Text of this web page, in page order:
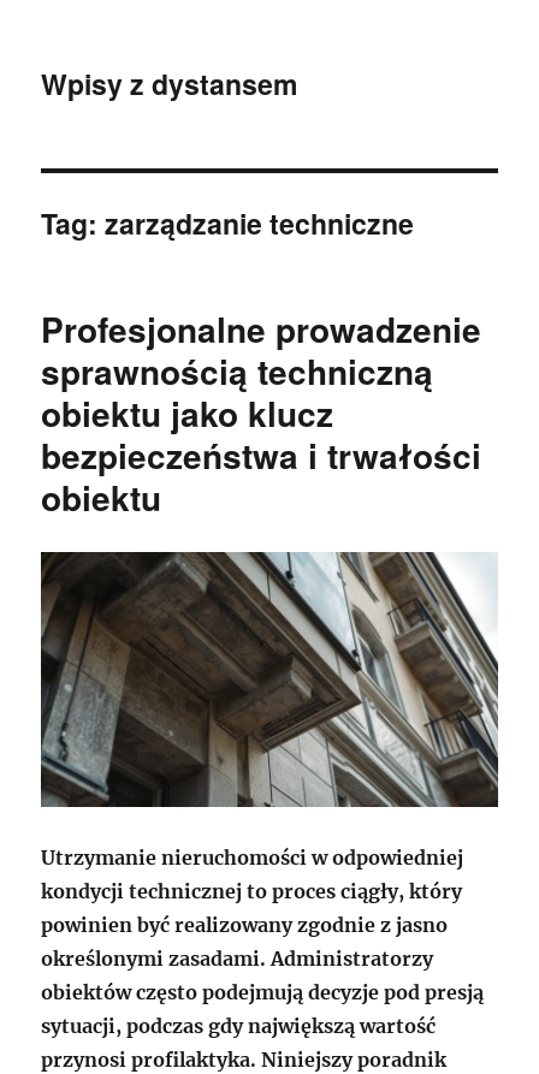
Wpisy z dystansem
Tag:zarządzanie techniczne
Profesjonalne prowadzenie
sprawnością techniczną
obiektu jako klucz
bezpieczeństwa i trwałości
obiektu
Utrzymanie nieruchomości w odpowiedniej
kondycji technicznej to proces ciągły, który
powinien być realizowany zgodnie z jasno
określonymi zasadami. Administratorzy
obiektów często podejmują decyzje pod presją
sytuacji, podczas gdy największą wartość
przynosi profilaktyka. Niniejszy poradnik